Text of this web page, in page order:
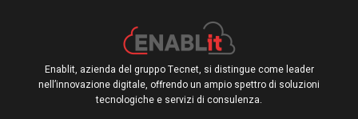
Enablit, azienda del gruppo Tecnet, si distingue come leader
nell’innovazione digitale, offrendo un ampio spettro di soluzioni
tecnologiche e servizi di consulenza.